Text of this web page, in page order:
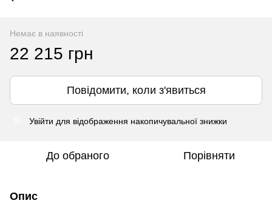
Немає в наявності
22 215 грн
Повідомити, коли з'явиться
Увійти для відображення накопичувальної знижки
До обраного Порівняти
Опис